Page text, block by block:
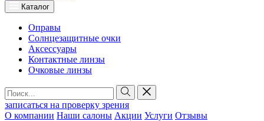
Каталог
Оправы
Солнцезащитные очки
Аксессуары
Контактные линзы
Очковые линзы
записаться на проверку зрения
О компании Наши салоны Акции Услуги Отзывы